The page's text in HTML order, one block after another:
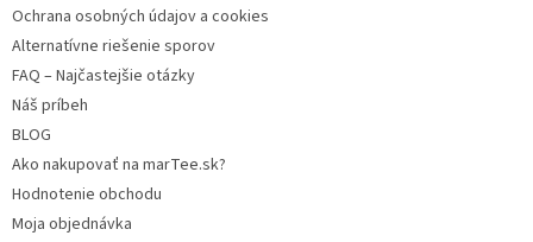
Ochrana osobných údajov a cookies
Alternatívne riešenie sporov
FAQ – Najčastejšie otázky
Náš príbeh
BLOG
Ako nakupovať na marTee.sk?
Hodnotenie obchodu
Moja objednávka